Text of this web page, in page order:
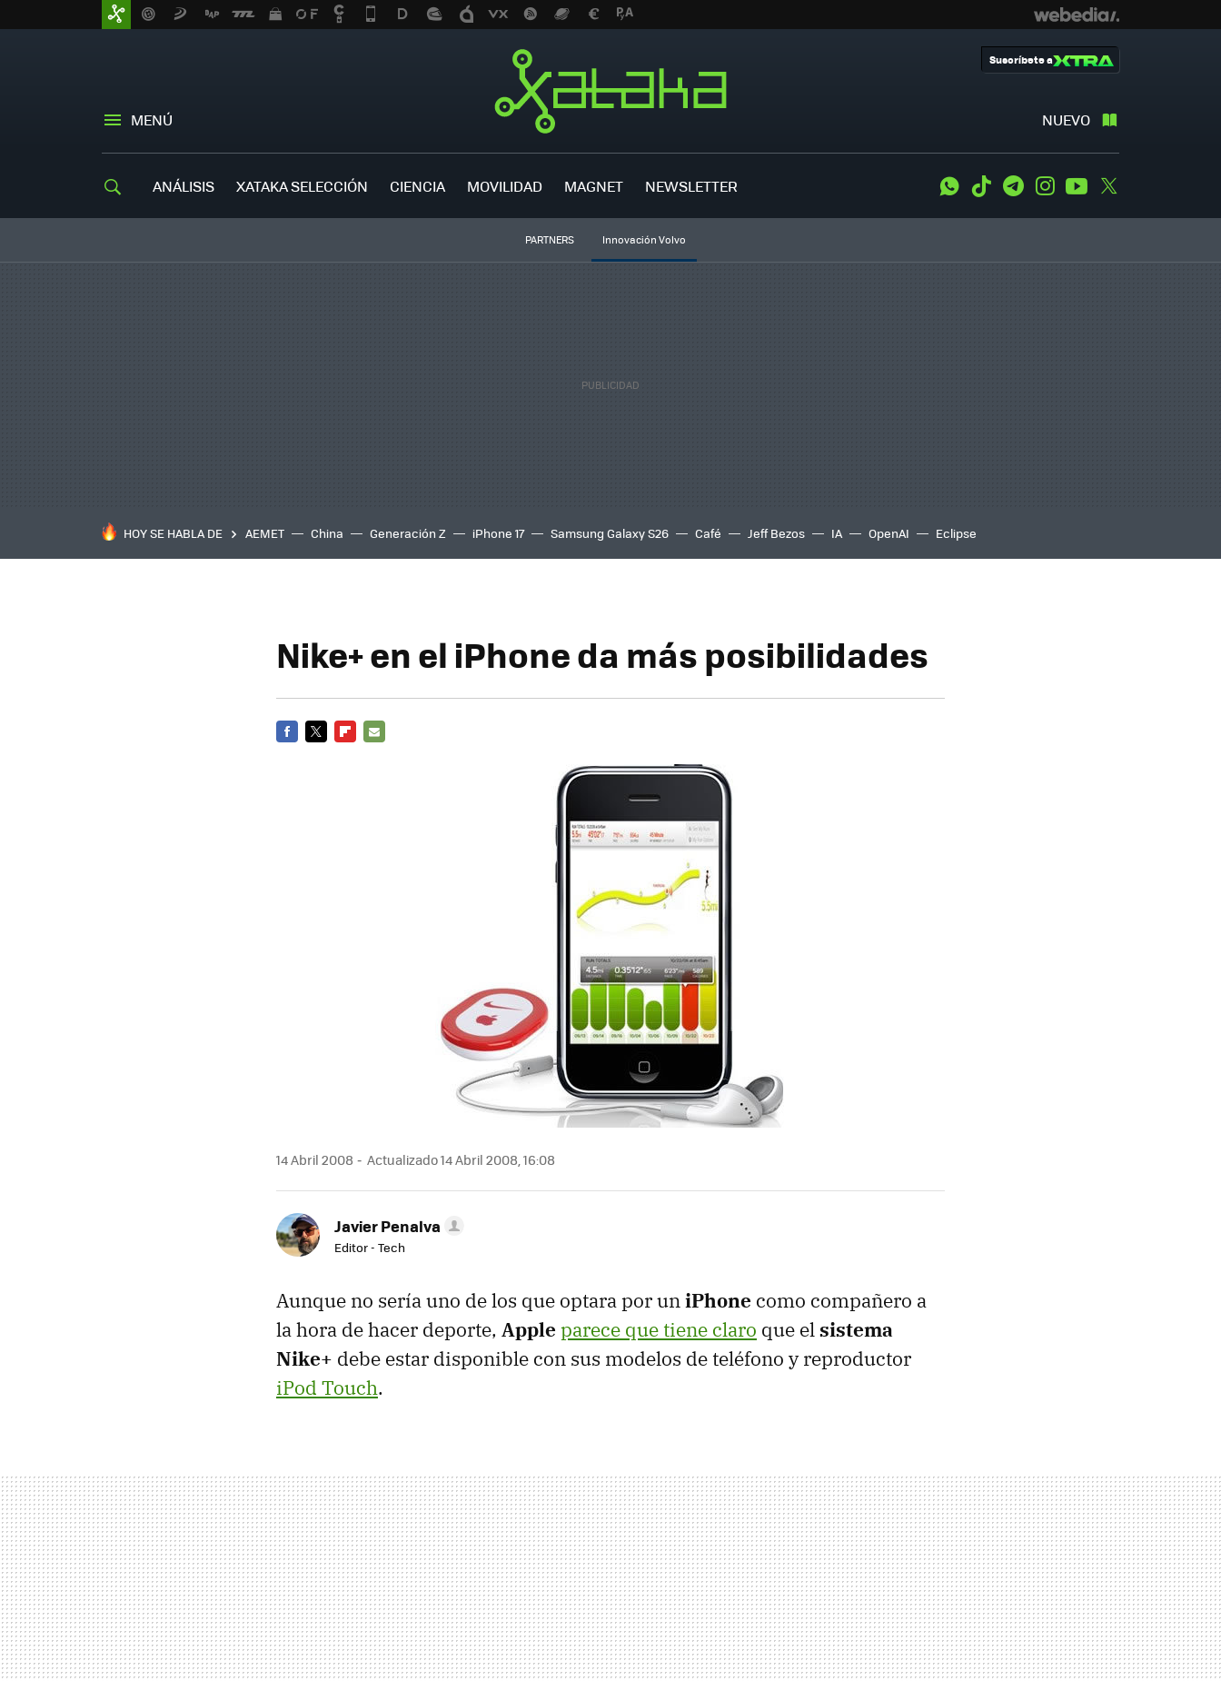
MENÚ NUEVO
Suscríbete a
ANÁLISIS XATAKA SELECCIÓN CIENCIA MOVILIDAD MAGNET NEWSLETTER WhatsApp
Tiktok TelegramInstagramYoutube
PARTNERS Innovación Volvo
HOY SE HABLA DE AEMET China Generación Z iPhone 17 Samsung Galaxy S26 Café Jeff Bezos IA OpenAI Eclipse
Nike+ en el iPhone da más posibilidades
14 Abril 2008 Actualizado 14 Abril 2008, 16:08
Javier Penalva
Editor - Tech
Aunque no sería uno de los que optara por uniPhone como compañero a
la hora de hacer deporte, Apple parece que tiene claro que elsistema
Nike+ debe estar disponible con sus modelos de teléfono y reproductor
iPod Touch.